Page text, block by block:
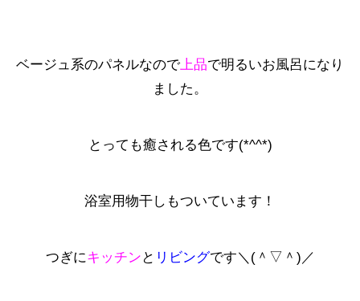
ベージュ系のパネルなので上品で明るいお風呂になり
ました。
とっても癒される色です(*^^*)
浴室用物干しもついています！
つぎにキッチン と リビングです＼(＾▽＾)／